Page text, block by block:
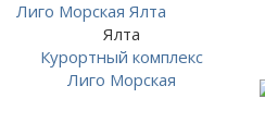
Ялта
Курортный комплекс
Лиго Морская